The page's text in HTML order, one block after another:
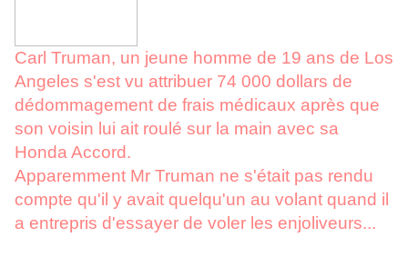
Carl Truman, un jeune homme de 19 ans de Los
Angeles s'est vu attribuer 74 000 dollars de
dédommagement de frais médicaux après que
son voisin lui ait roulé sur la main avec sa
Honda Accord.
Apparemment Mr Truman ne s'était pas rendu
compte qu'il y avait quelqu'un au volant quand il
a entrepris d'essayer de voler les enjoliveurs...